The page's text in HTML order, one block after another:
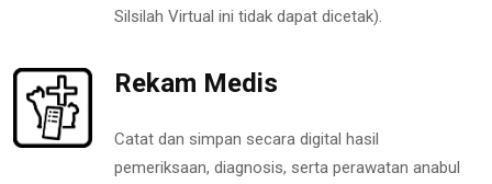
Silsilah Virtual ini tidak dapat dicetak).
Rekam Medis
Catat dan simpan secara digital hasil
pemeriksaan, diagnosis, serta perawatan anabul